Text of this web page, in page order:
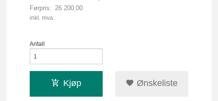
Førpris: 26 200,00
Rabatt
inkl. mva.
Antall
Kjøp Ønskeliste